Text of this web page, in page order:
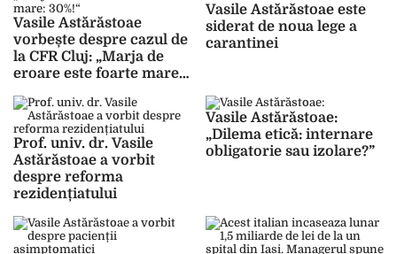
Vasile Astărăstoae
vorbește despre cazul de
la CFR Cluj: „Marja de
eroare este foarte mare:
Vasile Astărăstoae este
siderat de noua lege a
carantinei
Prof. univ. dr. Vasile
Astărăstoae a vorbit
despre reforma
rezidențiatului
Vasile Astărăstoae:
„Dilema etică: internare
obligatorie sau izolare?”